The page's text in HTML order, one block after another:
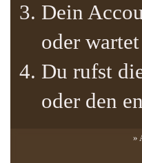
Dein
oder
Du rufst
oder den
»